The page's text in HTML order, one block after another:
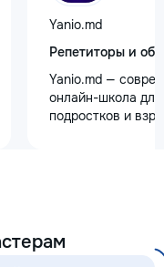
Yanio.md
Репетиторы и
Yanio.md —
онлайн-школа для
подростков и
преподаватели